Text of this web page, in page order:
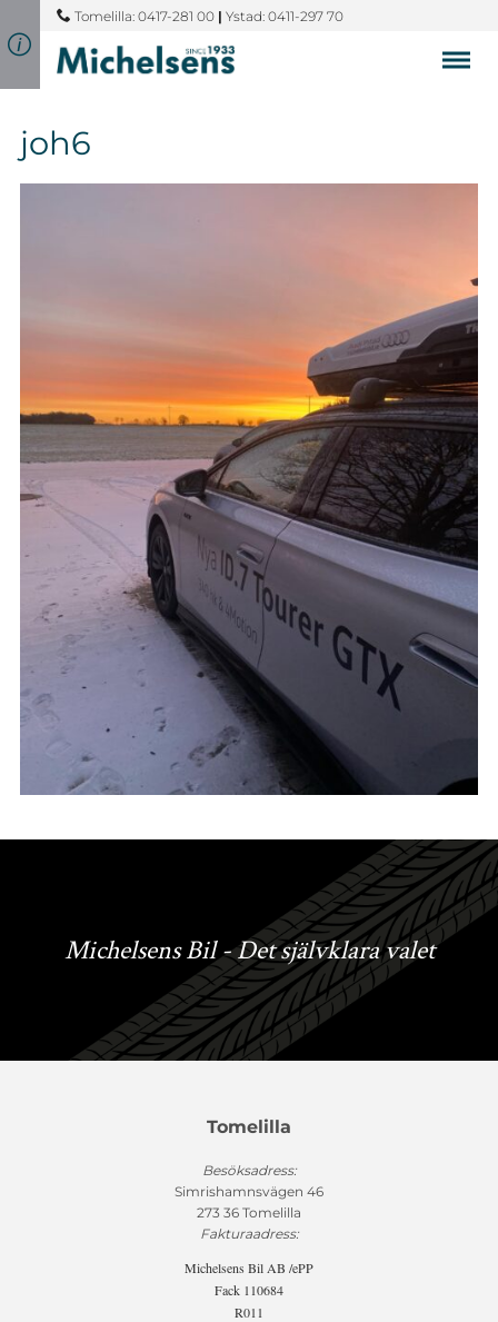
Tomelilla: 0417-281 00 | Ystad: 0411-297 70
joh6
Michelsens Bil - Det självklara valet
Tomelilla
Besöksadress:
Simrishamnsvägen 46
273 36 Tomelilla
Fakturaadress:
Michelsens Bil AB /ePP
Fack 110684
R011